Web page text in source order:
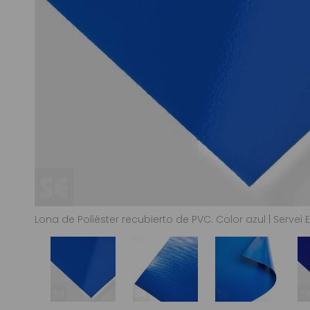
Lona de Poliéster recubierto de PVC. Color azul | Servei